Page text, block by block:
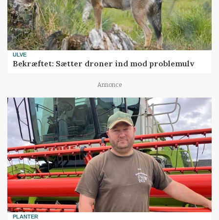
ULVE
Bekræftet: Sætter droner ind mod problemulv
Annonce
PLANTER